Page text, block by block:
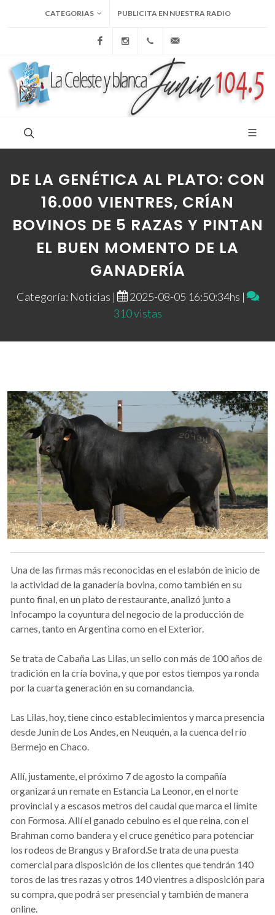
CATEGORIAS PUBLICITA EN NUESTRA RADIO
FacebookInstagram+54 9 236 465-4833
DE LA GENÉTICA AL PLATO: CON
16.000 VIENTRES, CRÍAN
BOVINOS DE 5 RAZAS Y PINTAN
EL BUEN MOMENTO DE LA
GANADERÍA
Categoría: Noticias |
2025-08-05 16:50:34hs |
310 vistas
Una de las firmas más reconocidas en el eslabón de inicio de
la actividad de la ganadería bovina, como también en su
punto final, en un plato de restaurante, analizó junto a
Infocampo la coyuntura del negocio de la producción de
carnes, tanto en Argentina como en el Exterior.
Se trata de Cabaña Las Lilas, un sello con más de 100 años de
tradición en la cría bovina, y que por estos tiempos ya ronda
por la cuarta generación en su comandancia.
Las Lilas, hoy, tiene cinco establecimientos y marca presencia
desde Junín de Los Andes, en Neuquén, a la cuenca del río
Bermejo en Chaco.
Allí, justamente, el próximo 7 de agosto la compañía
organizará un remate en Estancia La Leonor, en el norte
provincial y a escasos metros del caudal que marca el límite
con Formosa. Allí el ganado cebuino es el que reina, con el
Brahman como bandera y el cruce genético para potenciar
los rodeos de Brangus y Braford.Se trata de una puesta
comercial para disposición de los clientes que tendrán 140
toros de las tres razas y otros 140 vientres a disposición para
su compra, que podrá ser presencial y también de manera
online.